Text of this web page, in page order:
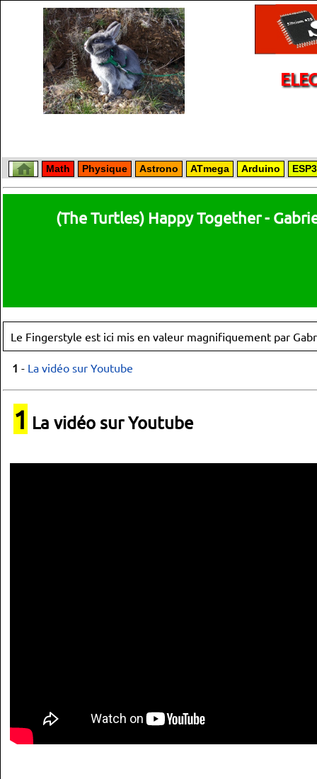
Math Physique Astrono ATmega Arduino
(The Turtles) Happy Together -
Le Fingerstyle est ici mis en valeur magnifiquement par
1 - La vidéo sur Youtube
1 La vidéo sur Youtube